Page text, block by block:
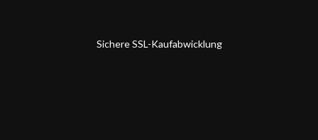
Sichere SSL-Kaufabwicklung